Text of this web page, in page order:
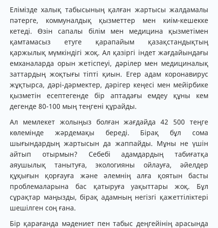
Елімізде халық табысының қалған жартысы жалдамалы
пәтерге, коммуналдық қызметтер мен киім-кешекке
кетеді. Өзін сапалы білім мен медицина қызметімен
қамтамасыз етуге қарапайым қазақстандықтың
қаржылық мүмкіндігі жоқ. Ал қазіргі індет жағдайындағы
емханаларда орын жетіспеуі, дәрілер мен медициналық
заттардың жоқтығы тіпті қиын. Егер адам коронавирус
жұқтырса, дәрі-дәрмектер, дәрігер кеңесі мен мейірбике
қызметін есептегенде бір аптадағы емдеу құны кем
дегенде 80-100 мың теңгені құрайды.
Ал мемлекет жолыңыз болған жағдайда 42 500 теңге
көлемінде жәрдемақы береді. Бірақ бұл сома
шығындардың жартысын да жаппайды. Мұны не үшін
айтып отырмын? Себебі адамдардың табиғатқа
аяушылық танытуға, экологияны ойлауға, әйелдер
құқығын қорғауға және әлемнің алға қоятын басты
проблемаларына бас қатыруға уақыттары жоқ. Бұл
сұрақтар маңызды, бірақ адамның негізгі қажеттіліктері
шешілген соң ғана.
Бір қарағанда мәдениет пен табыс деңгейінің арасында